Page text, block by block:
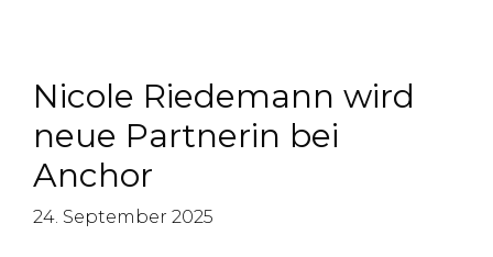
Nicole Riedemann wird
neue Partnerin bei
Anchor
24. September 2025